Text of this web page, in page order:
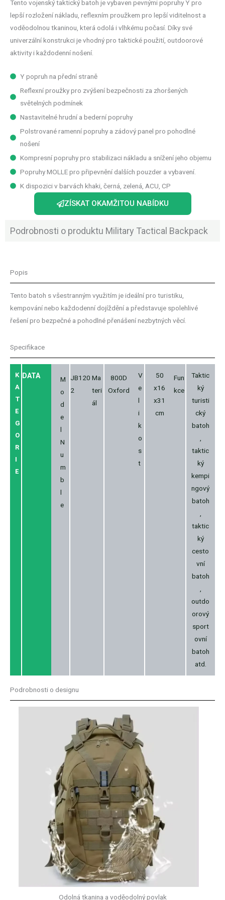
Tento vojenský taktický batoh je vybaven pevnými popruhy Y pro
lepší rozložení nákladu, reflexním proužkem pro lepší viditelnost a
voděodolnou tkaninou, která odolá i vlhkému počasí. Díky své
univerzální konstrukci je vhodný pro taktické použití, outdoorové
aktivity i každodenní nošení.
Y popruh na přední straně
Reflexní proužky pro zvýšení bezpečnosti za zhoršených
světelných podmínek
Nastavitelné hrudní a bederní popruhy
Polstrované ramenní popruhy a zádový panel pro pohodlné
nošení
Kompresní popruhy pro stabilizaci nákladu a snížení jeho objemu
Popruhy MOLLE pro připevnění dalších pouzder a vybavení.
K dispozici v barvách khaki, černá, zelená, ACU, CP
ZÍSKAT OKAMŽITOU NABÍDKU
Podrobnosti o produktu Military Tactical Backpack
Popis
Tento batoh s všestranným využitím je ideální pro turistiku,
kempování nebo každodenní dojíždění a představuje spolehlivé
řešení pro bezpečné a pohodlné přenášení nezbytných věcí.
Specifikace
K
A
T
E
G
O
R
I
E
DATA
M
o
d
e
l
N
u
m
b
l
e
JB120
2
Ma
teri
ál
800D
Oxford
V
e
l
i
k
o
s
t
50
x16
x31
cm
Fun
kce
Taktic
ký
turisti
cký
batoh
taktic
ký
kempi
ngový
batoh
taktic
ký
cesto
vní
batoh
outdo
orový
sport
ovní
batoh
atd.
Podrobnosti o designu
Odolná tkanina a voděodolný povlak